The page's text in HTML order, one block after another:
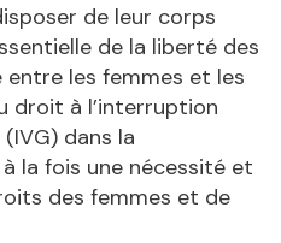
de leur corps
de la liberté des
entre les femmes et les
droit à l’interruption
dans la
la fois une nécessité et
des femmes et de